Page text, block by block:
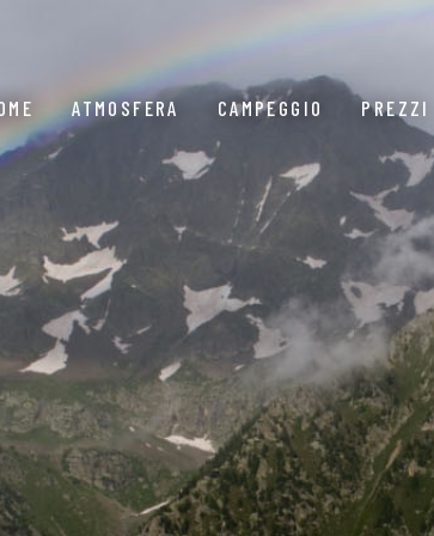
ATMOSFERA CAMPEGGIO PREZZI